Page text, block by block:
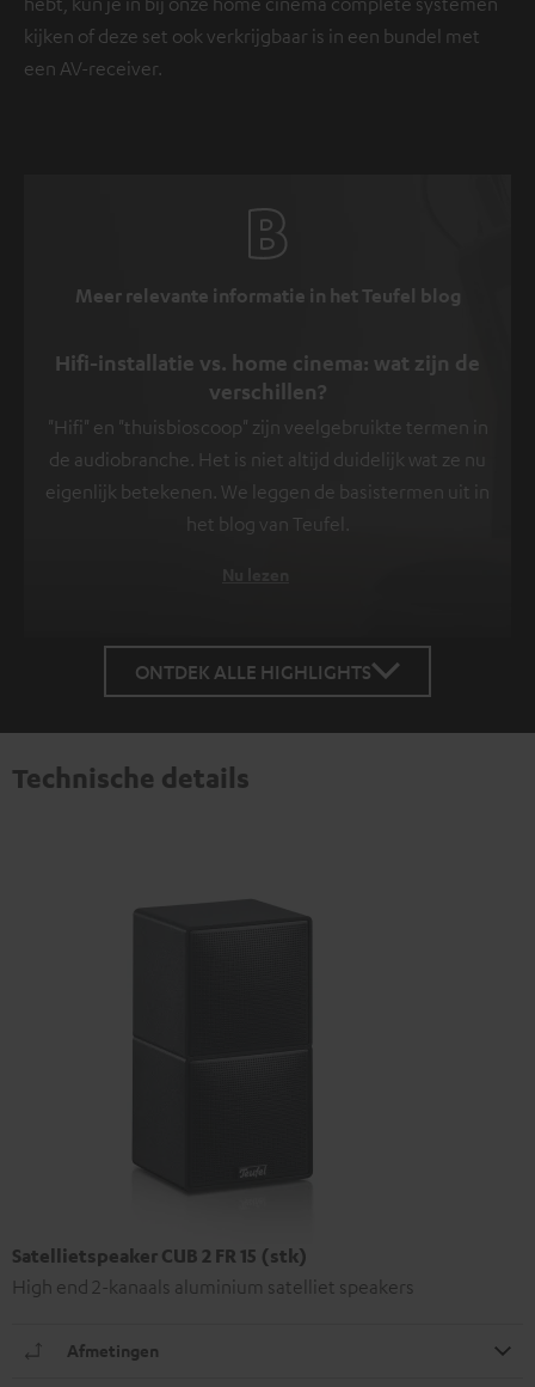
kijken of deze set ook verkrijgbaar is in een bundel met
een AV-receiver.
Meer relevante informatie in het Teufel blog
Hifi-installatie vs. home cinema: wat zijn de
verschillen?
"Hifi" en "thuisbioscoop" zijn veelgebruikte termen in
de audiobranche. Het is niet altijd duidelijk wat ze nu
eigenlijk betekenen. We leggen de basistermen uit in
het blog van Teufel.
ONTDEK ALLE HIGHLIGHTS
Technische details
Satellietspeaker CUB 2 FR 15 (stk)
High end 2-kanaals aluminium satelliet speakers
Afmetingen